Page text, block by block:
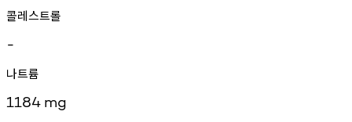
콜레스트롤
-
나트륨
1184 mg